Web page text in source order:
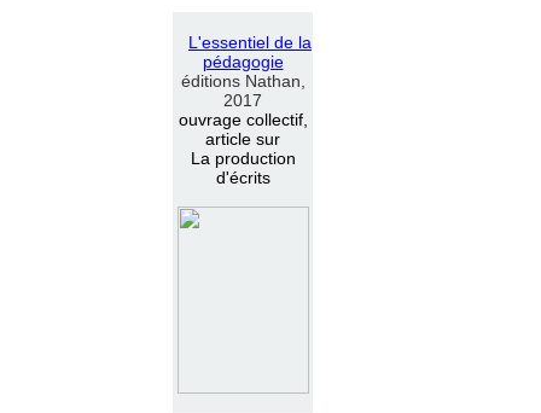
L'essentiel de la
pédagogie
éditions Nathan,
2017
ouvrage collectif,
article sur
La production
d'écrits